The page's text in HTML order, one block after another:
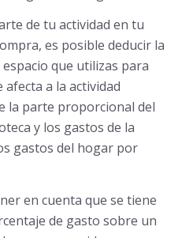
de tu actividad en tu
es posible deducir la
que utilizas para
a la actividad
la parte proporcional del
y los gastos de la
gastos del hogar por
en cuenta que se tiene
de gasto sobre un